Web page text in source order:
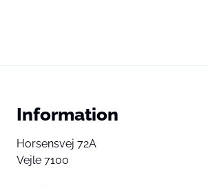
Information
Horsensvej 72A
Vejle 7100